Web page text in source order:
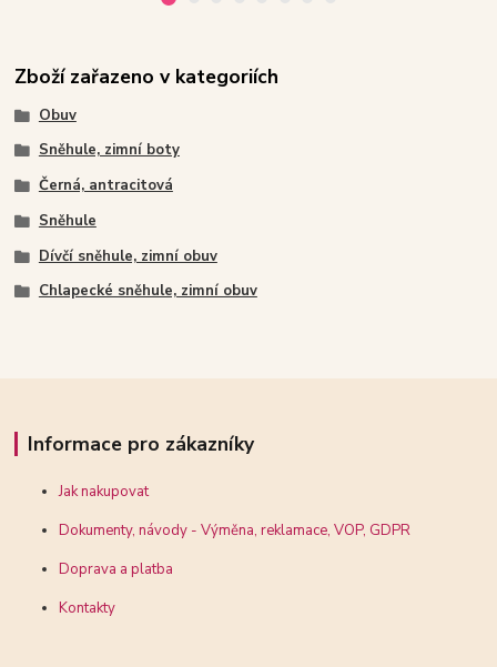
Zboží zařazeno v kategoriích
Obuv
Sněhule, zimní boty
Černá, antracitová
Sněhule
Dívčí sněhule, zimní obuv
Chlapecké sněhule, zimní obuv
Informace pro zákazníky
Jak nakupovat
Dokumenty, návody - Výměna, reklamace, VOP, GDPR
Doprava a platba
Kontakty